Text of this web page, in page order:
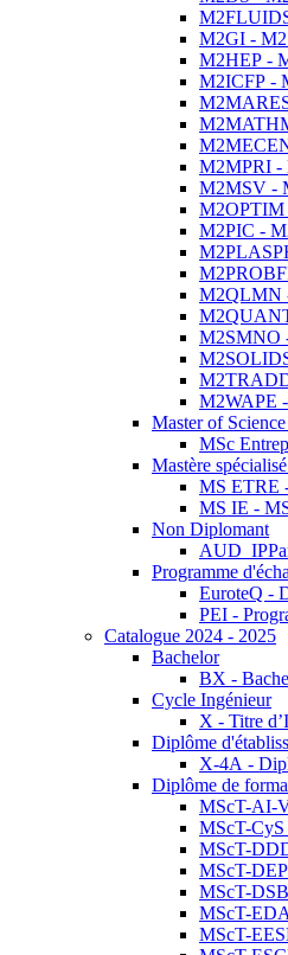
M2GI - M2
M2HEP -
M2ICFP -
M2MPRI -
M2MSV -
M2OPTIM
M2PIC -
M2QLMN
M2SMNO
M2WAPE
Master of
MSc
Mastère
MS ETRE
MS IE -
Non Diplomant
Programme
EuroteQ -
PEI -
Catalogue 2024 - 2025
Bachelor
BX -
Cycle Ingénieur
X - Titre
Diplôme
X-4A -
Diplôme de
MScT-AI-
MScT-
MScT-
MScT-
MScT-
MScT-
MScT-